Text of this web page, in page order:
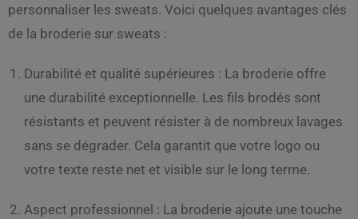
personnaliser les sweats. Voici quelques avantages clés
de la broderie sur sweats :
Durabilité et qualité supérieures : La broderie offre
une durabilité exceptionnelle. Les fils brodés sont
résistants et peuvent résister à de nombreux lavages
sans se dégrader. Cela garantit que votre logo ou
votre texte reste net et visible sur le long terme.
Aspect professionnel : La broderie ajoute une touche